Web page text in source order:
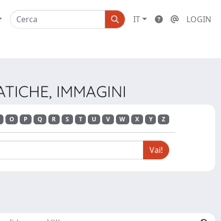
IT LOGIN
IMMAGINI
O P Q R S T U V W X Y Z